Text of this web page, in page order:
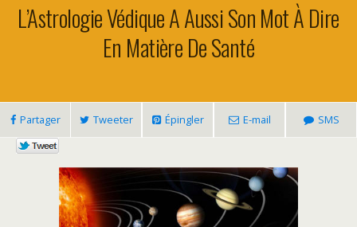
L’Astrologie Védique A Aussi Son Mot À Dire
En Matière De Santé
Partager Tweeter Épingler E-mail SMS